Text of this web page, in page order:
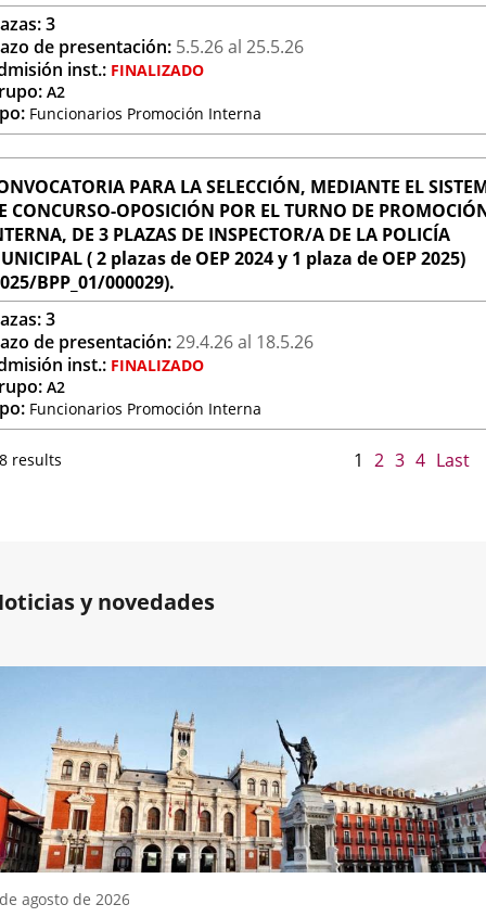
3
de presentación: 5.5.26al 25.5.26
inst.: FINALIZADO
A2
Funcionarios Promoción Interna
3
PARA LA SELECCIÓN, MEDIANTE EL
CONCURSO-OPOSICIÓN POR EL TURNO DE
DE 3 PLAZAS DE INSPECTOR/A DE LA POLICÍA
( 2 plazas de OEP 2024 y 1 plaza de OEP 2025)
BPP_01/000029).
de presentación:29.4.26al 18.5.26
inst.: FINALIZADO
A2
Funcionarios Promoción Interna
results 1 2 3 4 Last
y novedades
agosto de 2026